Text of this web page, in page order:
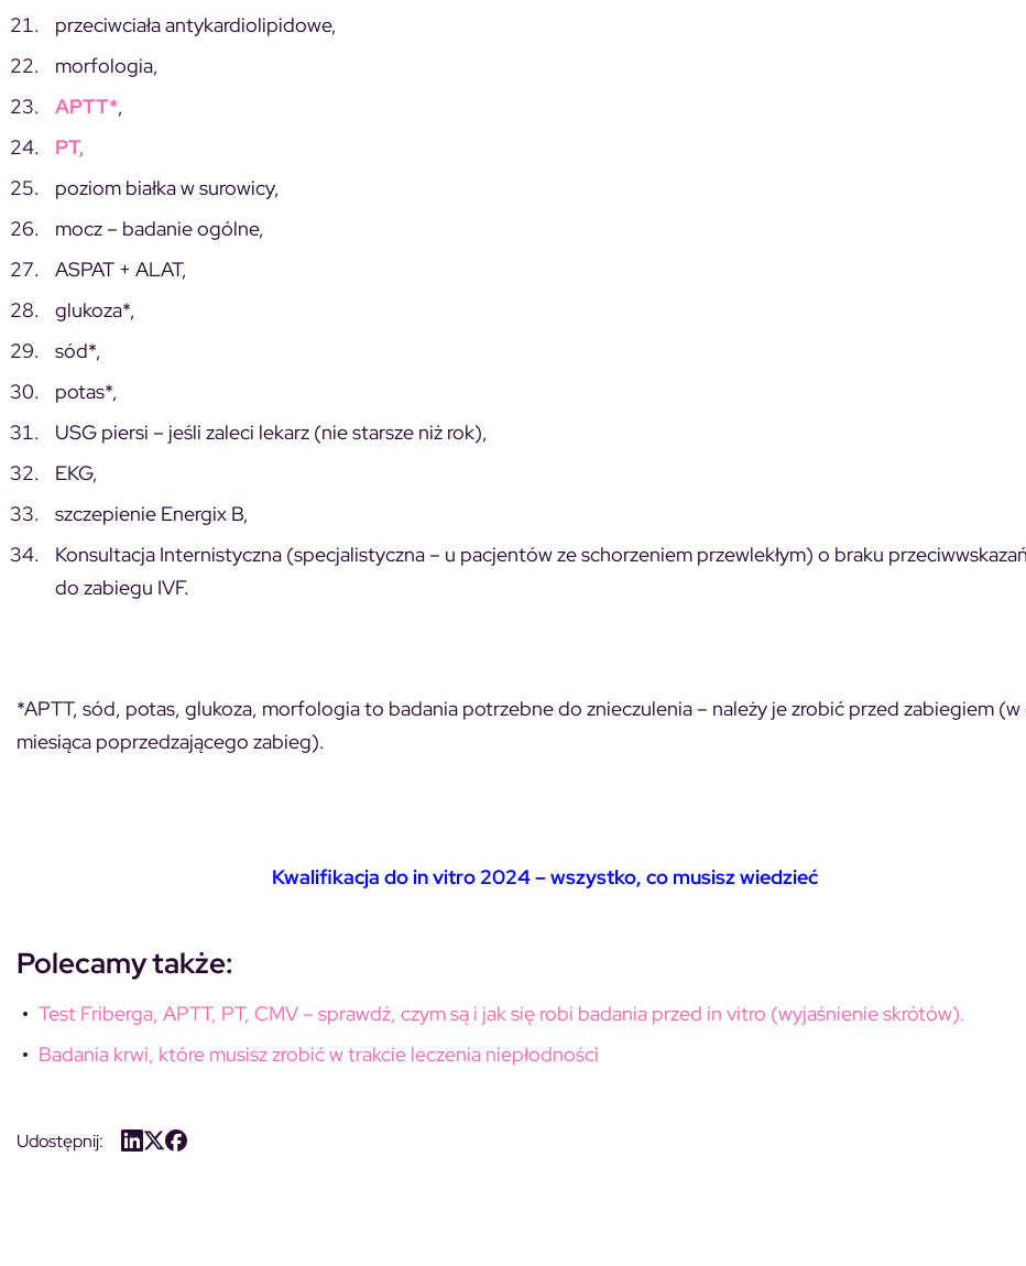
przeciwciała antykardiolipidowe,
morfologia,
APTT*,
PT,
poziom białka w surowicy,
mocz – badanie ogólne,
ASPAT + ALAT,
glukoza*,
sód*,
potas*,
USG piersi – jeśli zaleci lekarz (nie starsze niż rok),
EKG,
szczepienie Energix B,
Konsultacja Internistyczna (specjalistyczna – u pacjentów ze schorzeniem przewlekłym) o braku przeciwwskazań
do zabiegu IVF.
*APTT, sód, potas, glukoza, morfologia to badania potrzebne do znieczulenia – należy je zrobić przed zabiegiem (w
miesiąca poprzedzającego zabieg).
Kwalifikacja do in vitro 2024 – wszystko, co musisz wiedzieć
Polecamy także:
Test Friberga, APTT, PT, CMV – sprawdź, czym są i jak się robi badania przed in vitro (wyjaśnienie skrótów).
Badania krwi, które musisz zrobić w trakcie leczenia niepłodności
Udostępnij: